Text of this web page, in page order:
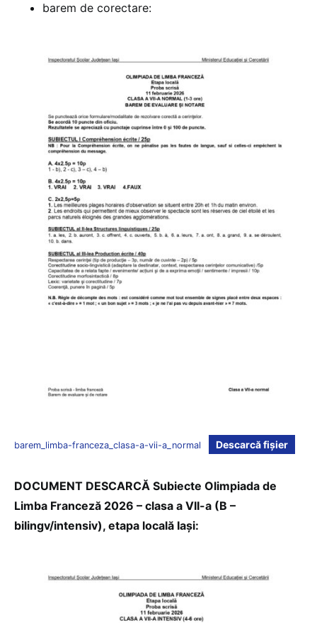
barem de corectare:
barem_limba-franceza_clasa-a-vii-a_normal Descarcă fișier
DOCUMENT DESCARCĂ Subiecte Olimpiada de
Limba Franceză 2026 – clasa a VII-a (B –
bilingv/intensiv), etapa locală Iași: